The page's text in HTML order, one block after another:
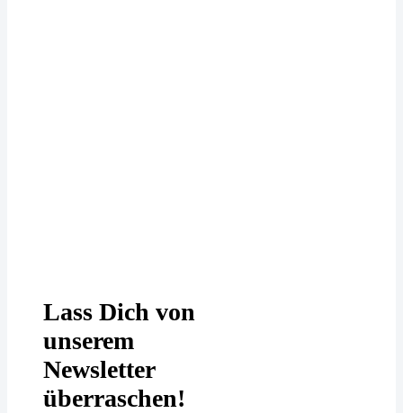
Lass Dich von
unserem
Newsletter
überraschen!